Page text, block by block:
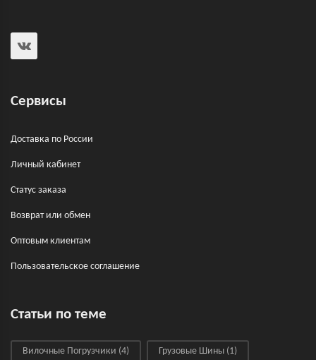
Сервисы
Доставка по России
Личный кабинет
Статус заказа
Возврат или обмен
Оптовым клиентам
Пользовательское соглашение
Статьи по теме
Вилочные Погрузчики (4) Грузовые Шины (1)